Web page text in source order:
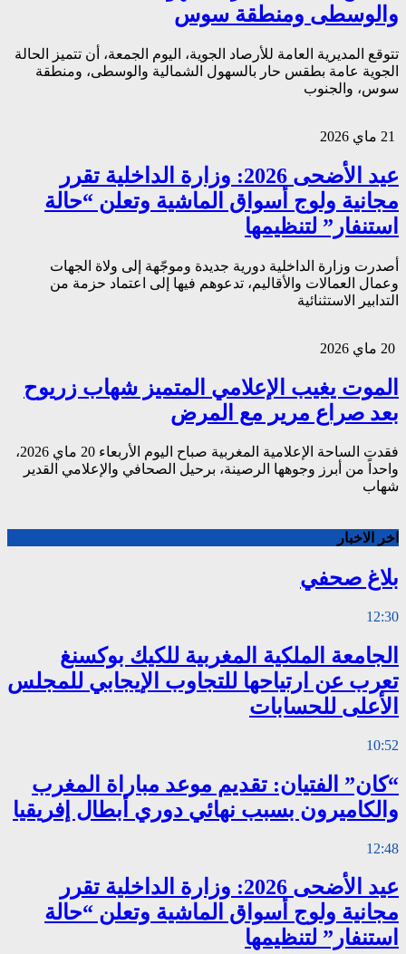
والوسطى ومنطقة سوس
تتوقع المديرية العامة للأرصاد الجوية، اليوم الجمعة، أن تتميز الحالة
الجوية عامة بطقس حار بالسهول الشمالية والوسطى، ومنطقة
سوس، والجنوب
عيد الأضحى 2026: وزارة الداخلية تقرر
مجانية ولوج أسواق الماشية وتعلن “حالة
استنفار” لتنظيمها
أصدرت وزارة الداخلية دورية جديدة وموجّهة إلى ولاة الجهات
وعمال العمالات والأقاليم، تدعوهم فيها إلى اعتماد حزمة من
التدابير الاستثنائية
الموت يغيب الإعلامي المتميز شهاب زريوح
بعد صراع مرير مع المرض
فقدت الساحة الإعلامية المغربية صباح اليوم الأربعاء 20 ماي 2026،
واحداً من أبرز وجوهها الرصينة، برحيل الصحافي والإعلامي القدير
شهاب
اخر الاخبار
بلاغ صحفي
12:30
الجامعة الملكية المغربية للكيك بوكسنغ
تعرب عن ارتياحها للتجاوب الإيجابي للمجلس
الأعلى للحسابات
10:52
“كان” الفتيان: تقديم موعد مباراة المغرب
والكاميرون بسبب نهائي دوري أبطال إفريقيا
12:48
عيد الأضحى 2026: وزارة الداخلية تقرر
مجانية ولوج أسواق الماشية وتعلن “حالة
استنفار” لتنظيمها